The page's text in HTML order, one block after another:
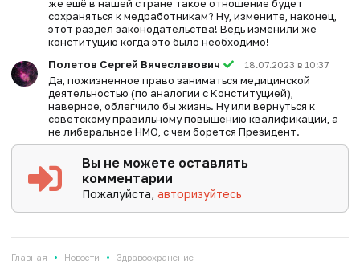
же ещё в нашей стране такое отношение будет
сохраняться к медработникам? Ну, измените, наконец,
этот раздел законодательства! Ведь изменили же
конституцию когда это было необходимо!
Полетов Сергей Вячеславович
18.07.2023 в 10:37
Да, пожизненное право заниматься медицинской
деятельностью (по аналогии с Конституцией),
наверное, облегчило бы жизнь. Ну или вернуться к
советскому правильному повышению квалификации, а
не либеральное НМО, с чем борется Президент.
Вы не можете оставлять
комментарии
Пожалуйста,авторизуйтесь
Главная • Новости • Здравоохранение